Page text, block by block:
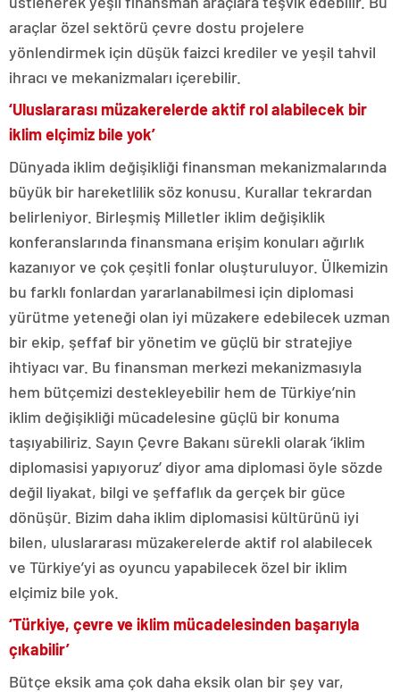
araçlar özel sektörü çevre dostu projelere
yönlendirmek için düşük faizci krediler ve yeşil tahvil
ihracı ve mekanizmaları içerebilir.
‘Uluslararası müzakerelerde aktif rol alabilecek bir
iklim elçimiz bile yok’
Dünyada iklim değişikliği finansman mekanizmalarında
büyük bir hareketlilik söz konusu. Kurallar tekrardan
belirleniyor. Birleşmiş Milletler iklim değişiklik
konferanslarında finansmana erişim konuları ağırlık
kazanıyor ve çok çeşitli fonlar oluşturuluyor. Ülkemizin
bu farklı fonlardan yararlanabilmesi için diplomasi
yürütme yeteneği olan iyi müzakere edebilecek uzman
bir ekip, şeffaf bir yönetim ve güçlü bir stratejiye
ihtiyacı var. Bu finansman merkezi mekanizmasıyla
hem bütçemizi destekleyebilir hem de Türkiye’nin
iklim değişikliği mücadelesine güçlü bir konuma
taşıyabiliriz. Sayın Çevre Bakanı sürekli olarak ‘iklim
diplomasisi yapıyoruz’ diyor ama diplomasi öyle sözde
değil liyakat, bilgi ve şeffaflık da gerçek bir güce
dönüşür. Bizim daha iklim diplomasisi kültürünü iyi
bilen, uluslararası müzakerelerde aktif rol alabilecek
ve Türkiye’yi as oyuncu yapabilecek özel bir iklim
elçimiz bile yok.
‘Türkiye, çevre ve iklim mücadelesinden başarıyla
çıkabilir’
Bütçe eksik ama çok daha eksik olan bir şey var,